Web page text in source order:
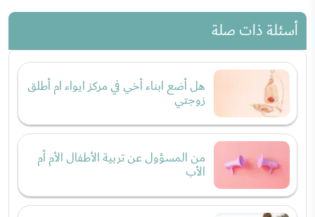
أسئلة ذات صلة
هل أضع ابناء أخي في مركز ايواء ام أطلق
زوجتي
من المسؤول عن تربية الأطفال الأم أم
الأب